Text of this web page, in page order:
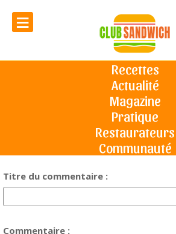
≡
Recettes
Actualité
Magazine
Pratique
Restaurateurs
Communauté
Votre avis sur la
Jardinello" :
Titre du commentaire :
Commentaire :